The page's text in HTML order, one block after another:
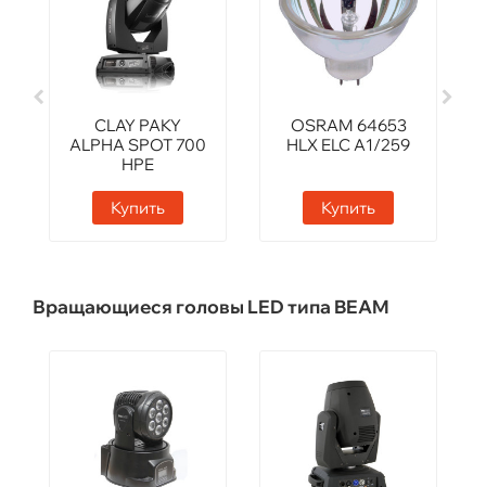
CLAY PAKY
ALPHA SPOT 700
HPE
Купить
OSRAM 64653
HLX ELC A1/259
Купить
Вращающиеся головы LED типа BEAM